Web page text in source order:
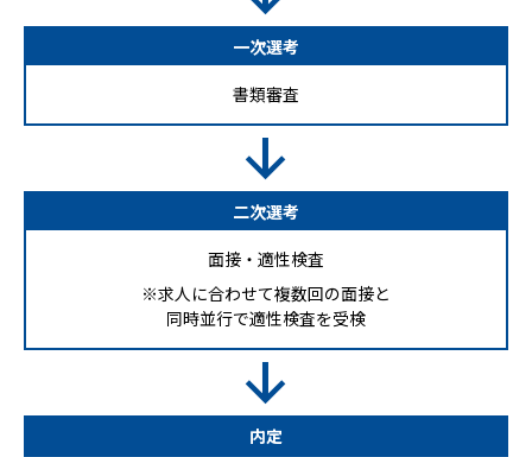
一次選考
書類審査
二次選考
面接・適性検査
※求人に合わせて複数回の面接と
同時並行で適性検査を受検
内定